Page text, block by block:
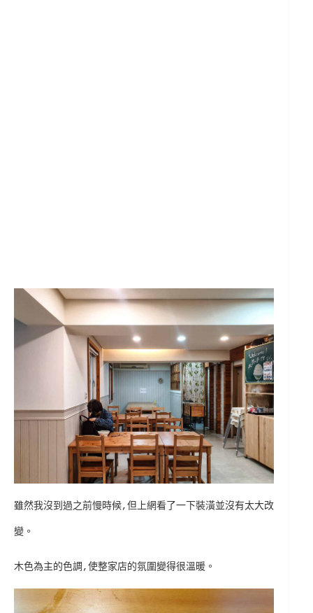
雖然我沒到過之前慢時候,但上網看了一下裝潢並沒有太大改
變。
木色為主的色調,使整家店的氛圍變得很溫暖。